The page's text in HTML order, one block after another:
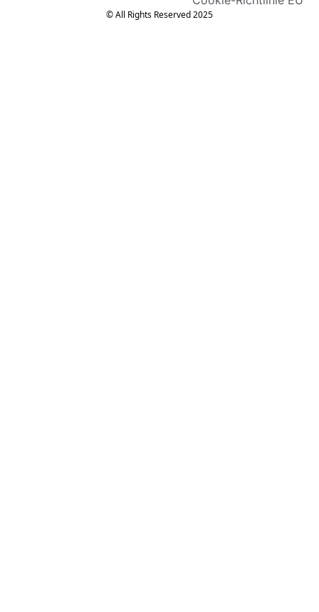
© All Rights Reserved 2025